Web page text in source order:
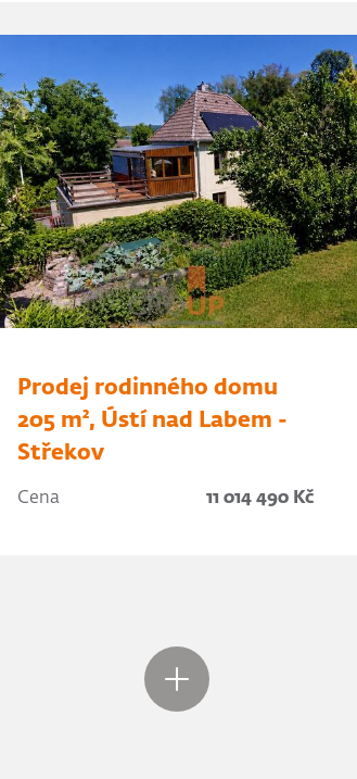
Prodej rodinného domu
205 m², Ústí nad Labem -
Střekov
Cena 11 014 490 Kč